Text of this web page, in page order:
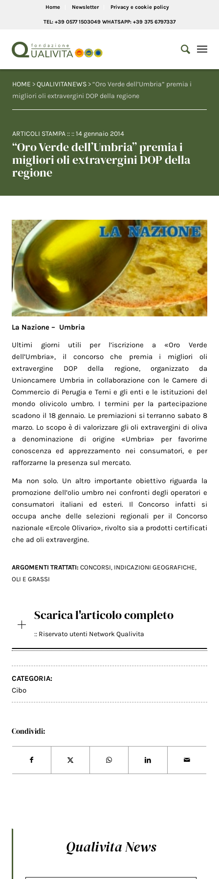
Home Newsletter Privacy e cookie policy
TEL: +39 0577 1503049 WHATSAPP: +39 375 6797337
HOME >QUALIVITANEWS > “Oro Verde dell’Umbria” premia i
migliori oli extravergini DOP della regione
ARTICOLI STAMPA :: ::14 gennaio 2014
“Oro Verde dell’Umbria” premia i
migliori oli extravergini DOP della
regione
La Nazione – Umbria
Ultimi giorni utili per l’iscrizione a «Oro Verde
dell’Umbria», il concorso che premia i migliori oli
extravergine DOP della regione, organizzato da
Unioncamere Umbria in collaborazione con le Camere di
Commercio di Perugia e Terni e gli enti e le istituzioni del
mondo olivicolo umbro. I termini per la partecipazione
scadono il 18 gennaio. Le premiazioni si terranno sabato 8
marzo. Lo scopo è di valorizzare gli oli extravergini di oliva
a denominazione di origine «Umbria» per favorirne
conoscenza ed apprezzamento nei consumatori, e per
rafforzarne la presenza sul mercato.
Ma non solo. Un altro importante obiettivo riguarda la
promozione dell’olio umbro nei confronti degli operatori e
consumatori italiani ed esteri. Il Concorso infatti si
occupa anche delle selezioni regionali per il Concorso
nazionale «Ercole Olivario», rivolto sia a prodotti certificati
che ad oli extravergine.
ARGOMENTI TRATTATI:CONCORSI, INDICAZIONI GEOGRAFICHE,
OLI E GRASSI
Scarica l'articolo completo
:: Riservato utenti Network Qualivita
CATEGORIA:
Cibo
Condividi:
Qualivita News